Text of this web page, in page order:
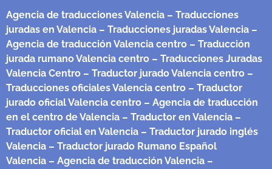
Agencia de traducciones Valencia – Traducciones
juradas en Valencia – Traducciones juradas Valencia –
Agencia de traducción Valencia centro – Traducción
jurada rumano Valencia centro – Traducciones Juradas
Valencia Centro – Traductor jurado Valencia centro –
Traducciones oficiales Valencia centro – Traductor
jurado oficial Valencia centro – Agencia de traducción
en el centro de Valencia – Traductor en Valencia –
Traductor oficial en Valencia – Traductor jurado inglés
Valencia – Traductor jurado Rumano Español
Valencia – Agencia de traducción Valencia –